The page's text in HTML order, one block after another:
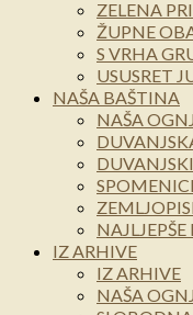
ZELENA
ŽUPNE
S VRHA
USUSRET
NAŠA BAŠTINA
NAŠA
IZ ARHIVE
IZ ARHIVE
NAŠA